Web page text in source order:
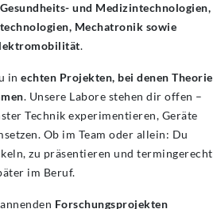
Gesundheits- und Medizintechnologien,
Mechatronik sowie
.
in echten Projekten, bei denen Theorie
. Unsere Labore stehen dir offen –
Technik experimentieren, Geräte
Ob im Team oder allein: Du
zu präsentieren und termingerecht
im Beruf.
Forschungsprojekten